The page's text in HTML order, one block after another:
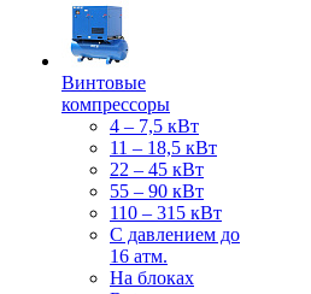
Винтовые
компрессоры
4 – 7,5 кВт
11 – 18,5 кВт
22 – 45 кВт
55 – 90 кВт
110 – 315 кВт
С давлением до
16 атм.
На блоках